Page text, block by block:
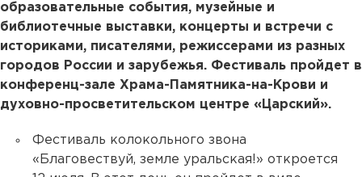
образовательные события, музейные и
библиотечные выставки, концерты и встречи с
историками, писателями, режиссерами из разных
городов России и зарубежья. Фестиваль пройдет в
конференц-зале Храма-Памятника-на-Крови и
духовно-просветительском центре «Царский».
Фестиваль колокольного звона
«Благовествуй, земле уральская!» откроется